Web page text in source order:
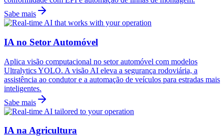
Sabe mais
IA no Setor Automóvel
Aplica visão computacional no setor automóvel com modelos
Ultralytics YOLO. A visão AI eleva a segurança rodoviária, a
assistência ao condutor e a automação de veículos para estradas mais
inteligentes.
Sabe mais
IA na Agricultura